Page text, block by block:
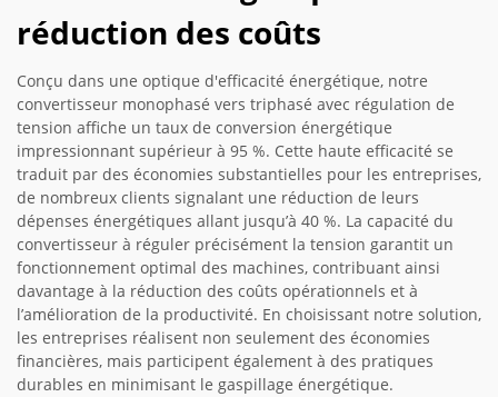
réduction des coûts
Conçu dans une optique d'efficacité énergétique, notre
convertisseur monophasé vers triphasé avec régulation de
tension affiche un taux de conversion énergétique
impressionnant supérieur à 95 %. Cette haute efficacité se
traduit par des économies substantielles pour les entreprises,
de nombreux clients signalant une réduction de leurs
dépenses énergétiques allant jusqu’à 40 %. La capacité du
convertisseur à réguler précisément la tension garantit un
fonctionnement optimal des machines, contribuant ainsi
davantage à la réduction des coûts opérationnels et à
l’amélioration de la productivité. En choisissant notre solution,
les entreprises réalisent non seulement des économies
financières, mais participent également à des pratiques
durables en minimisant le gaspillage énergétique.